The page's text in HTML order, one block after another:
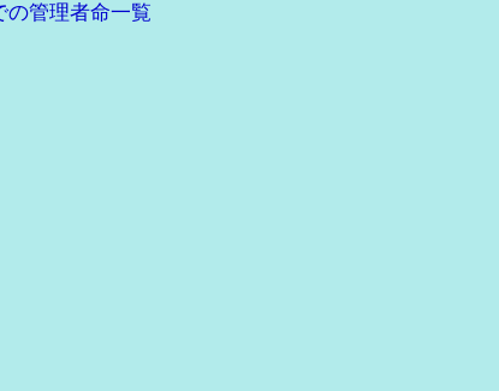
の管理者命一覧